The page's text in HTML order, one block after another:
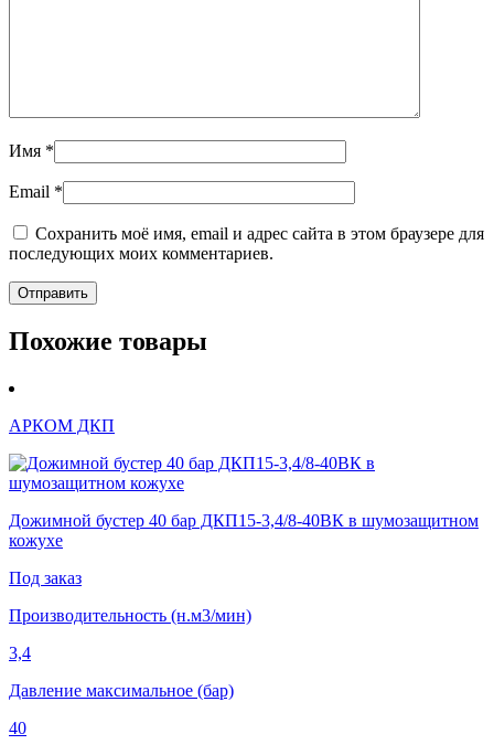
Имя *
Email *
Сохранить моё имя, email и адрес сайта в этом браузере для
последующих моих комментариев.
Похожие товары
АРКОМ ДКП
Дожимной бустер 40 бар ДКП15-3,4/8-40ВК в шумозащитном
кожухе
Под заказ
Производительность (н.м3/мин)
3,4
Давление максимальное (бар)
40